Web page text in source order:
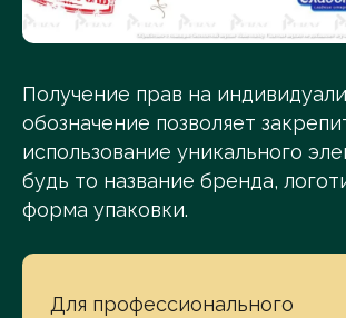
Получение прав на
обозначение позволяет
использование уникального
будь то название бренда,
форма упаковки.
Для профессионального